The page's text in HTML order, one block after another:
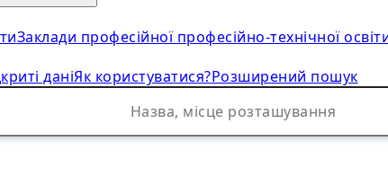
Заклади професійної професійно-технічної
даніЯк користуватися?Розширений пошук